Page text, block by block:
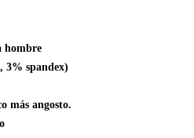
hombre
3% spandex)
más angosto.